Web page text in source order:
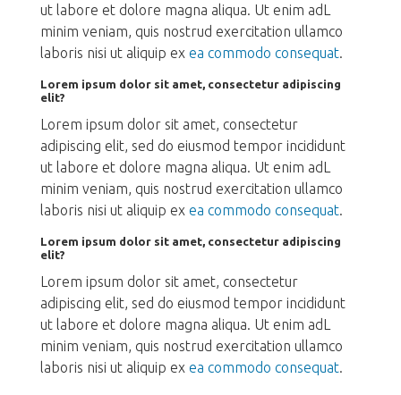
ut labore et dolore magna aliqua. Ut enim adL
minim veniam, quis nostrud exercitation ullamco
laboris nisi ut aliquip ex ea commodo consequat.
Lorem ipsum dolor sit amet, consectetur adipiscing
elit?
Lorem ipsum dolor sit amet, consectetur
adipiscing elit, sed do eiusmod tempor incididunt
ut labore et dolore magna aliqua. Ut enim adL
minim veniam, quis nostrud exercitation ullamco
laboris nisi ut aliquip ex ea commodo consequat.
Lorem ipsum dolor sit amet, consectetur adipiscing
elit?
Lorem ipsum dolor sit amet, consectetur
adipiscing elit, sed do eiusmod tempor incididunt
ut labore et dolore magna aliqua. Ut enim adL
minim veniam, quis nostrud exercitation ullamco
laboris nisi ut aliquip ex ea commodo consequat.